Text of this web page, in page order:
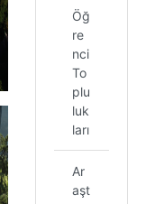
Öğ
re
nci
To
plu
luk
ları
Ar
aşt